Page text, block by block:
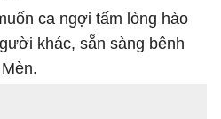
ca ngợi tấm lòng hào
khác, sẵn sàng bênh